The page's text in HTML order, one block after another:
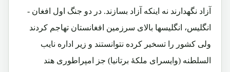
آزاد نگهدارند نه اینکه آزاد بسازند. در دو جنگ اول افغان -
انگلیس، انگلیسها بالای سرزمین افغانستان تهاجم کردند
ولی کشور را تسخیر کرده نتوانستند و زیر اداره نایب
السلطنه (وایسرای ملکۀ برتانیا) جز امپراطوری هند